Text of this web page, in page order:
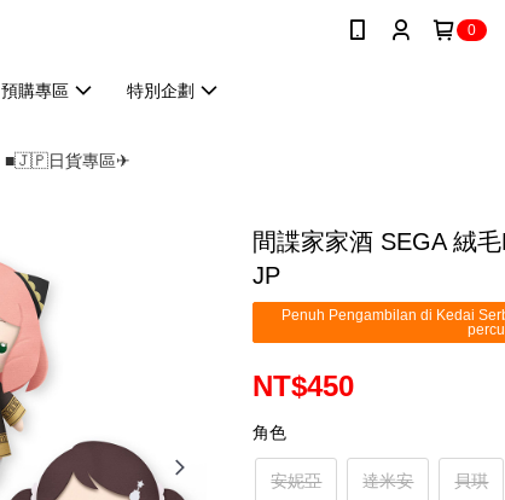
0
預購專區 特別企劃
■🇯🇵日貨專區✈
間諜家家酒 SEGA 絨
JP
Penuh Pengambilan di Kedai
NT$450
角色
安妮亞 達米安 貝琪